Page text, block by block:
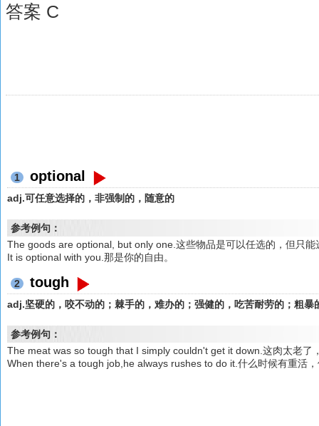
答案 C
1 optional
adj.可任意选择的，非强制的，随意的
参考例句：
The goods are optional, but only one.这些物品是可以任选的，但只能
It is optional with you.那是你的自由。
2 tough
adj.坚硬的，咬不动的；棘手的，难办的；强健的，吃苦耐劳的；粗暴
参考例句：
The meat was so tough that I simply couldn't get it down.这肉太老了
When there's a tough job,he always rushes to do it.什么时候有重活